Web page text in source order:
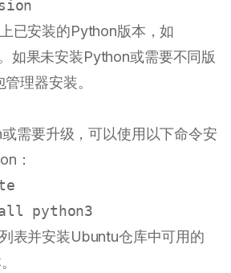
已安装的Python版本，如
。如果未安装Python或需要不同版
理器安装。
需要升级，可以使用以下命令安
：
表并安装Ubuntu仓库中可用的